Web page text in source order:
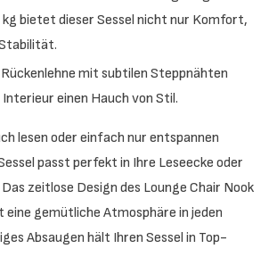
kg bietet dieser Sessel nicht nur Komfort,
mit subtilen Steppnähten
einen Hauch von Stil.
lesen oder einfach nur entspannen
passt perfekt in Ihre Leseecke oder
zeitlose Design des Lounge Chair Nook
eine gemütliche Atmosphäre in jeden
Absaugen hält Ihren Sessel in Top-